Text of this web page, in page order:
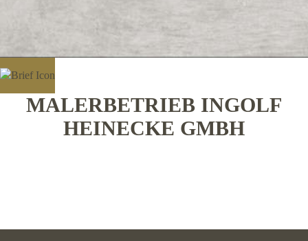
MALERBETRIEB INGOLF
HEINECKE GMBH